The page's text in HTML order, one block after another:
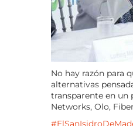
No hay razón para
alternativas
transparente en un
Networks, Olo,